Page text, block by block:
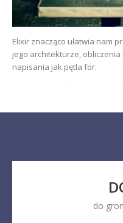
Elixir znacząco ułatwia nam
jego architekturze,
napisania jak pętla for.
do